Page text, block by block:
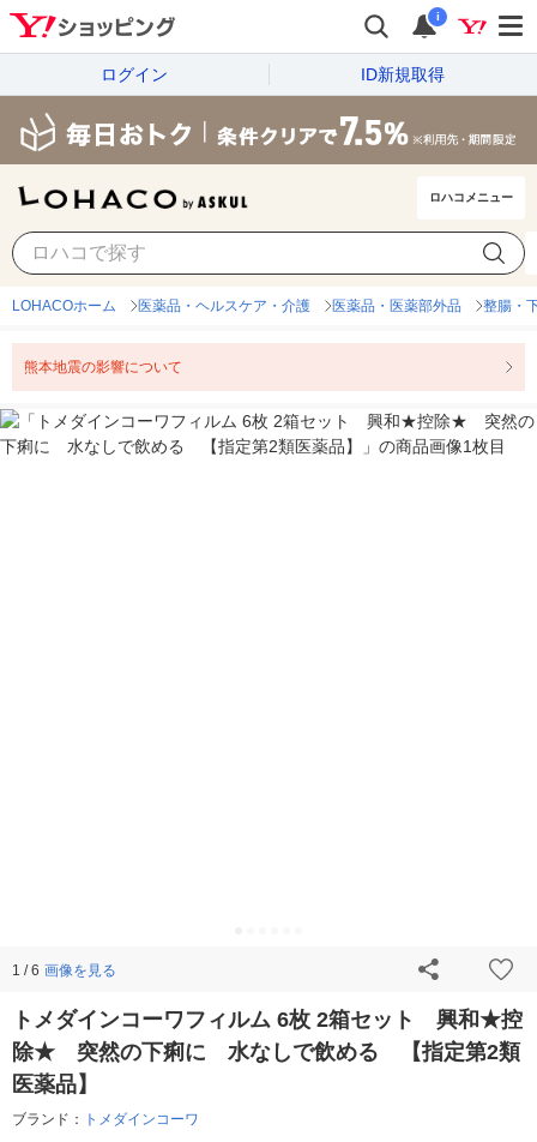
i
ログイン ID新規取得
ロハコメニュー
LOHACOホーム 医薬品・ヘルスケア・介護 医薬品・医薬部外品 整腸・
熊本地震の影響について
1 / 6 画像を見る
トメダインコーワフィルム 6枚 2箱セット 興和★控
除★ 突然の下痢に 水なしで飲める 【指定第2類
医薬品】
ブランド： トメダインコーワ